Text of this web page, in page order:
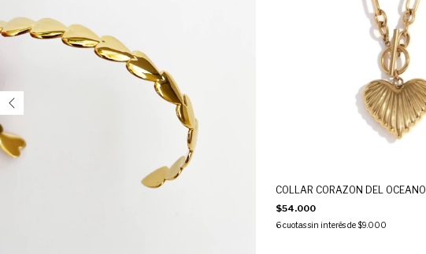
COLLAR CORAZON DEL OCEANO
$54.000
6cuotas sin interés de$9.000